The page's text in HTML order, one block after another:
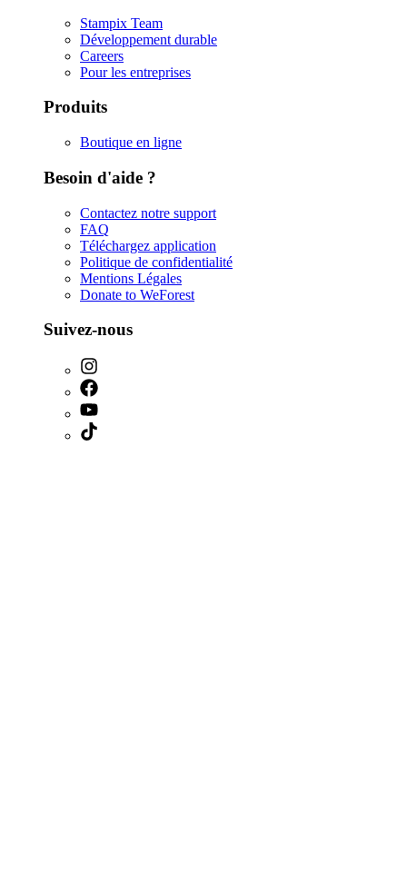
Stampix Team
Développement durable
Careers
Pour les entreprises
Produits
Boutique en ligne
Besoin d'aide ?
Contactez notre support
FAQ
Téléchargez application
Politique de confidentialité
Mentions Légales
Donate to WeForest
Suivez-nous